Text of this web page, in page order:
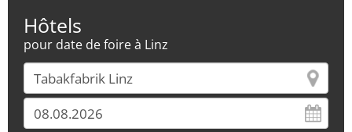
Hôtels
pour date de foire à Linz